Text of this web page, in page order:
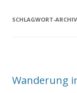
SCHLAGWORT-
Wanderung